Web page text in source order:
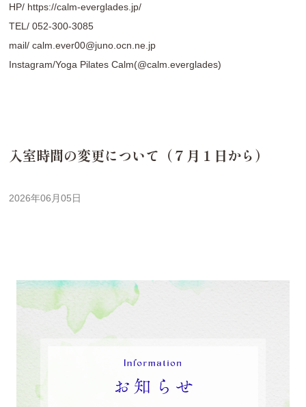
HP/ https://calm-everglades.jp/
TEL/052-300-3085
mail/calm.ever00@juno.ocn.ne.jp
Instagram/Yoga Pilates Calm(@calm.everglades)
入室時間の変更について（７月１日から）
2026年06月05日